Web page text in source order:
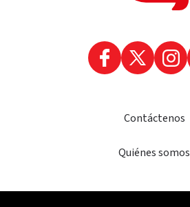
Contáctenos
Quiénes somos